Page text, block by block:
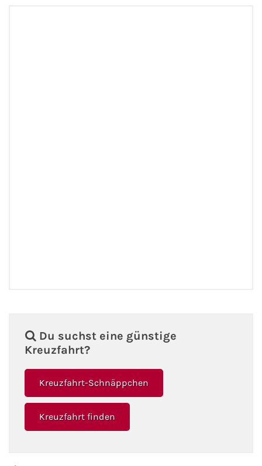
Du suchst eine günstige
Kreuzfahrt?
Kreuzfahrt-Schnäppchen
Kreuzfahrt finden